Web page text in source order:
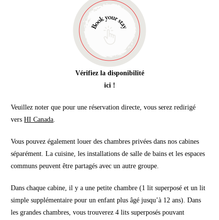
Vérifiez la disponibilité
ici !
Veuillez noter que pour une réservation directe, vous serez redirigé
versHI Canada
Vous pouvez également louer des chambres privées dans nos cabines
séparément. La cuisine, les installations de salle de bains et les espaces
communs peuvent être partagés avec un autre groupe.
Dans chaque cabine, il y a une petite chambre (1 lit superposé et un lit
simple supplémentaire pour un enfant plus âgé jusqu’à 12 ans). Dans
les grandes chambres, vous trouverez 4 lits superposés pouvant